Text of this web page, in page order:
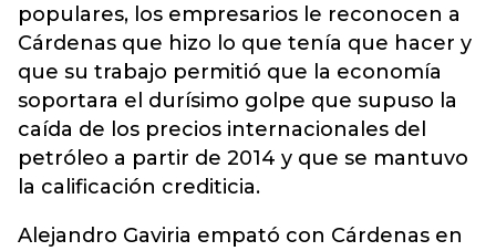
populares, los empresarios le reconocen a
Cárdenas que hizo lo que tenía que hacer y
que su trabajo permitió que la economía
soportara el durísimo golpe que supuso la
caída de los precios internacionales del
petróleo a partir de 2014 y que se mantuvo
la calificación crediticia.
Alejandro Gaviria empató con Cárdenas en